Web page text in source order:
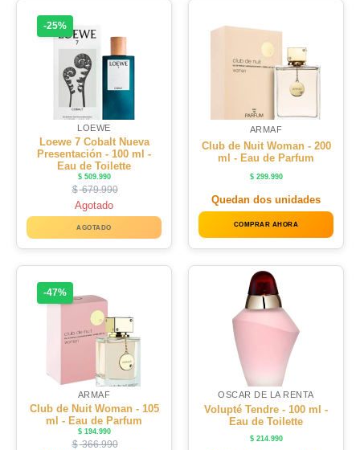
-25%
LOEWE
Loewe 7 Cobalt Nueva
Presentación - 100 ml -
Eau de Toilette
$509.990
$679.990
Agotado
AGOTADO
ARMAF
Club de Nuit Woman - 200
ml - Eau de Parfum
$299.990
Quedan dos unidades
COMPRAR AHORA
-47%
ARMAF
Club de Nuit Woman - 105
ml - Eau de Parfum
$194.990
$366.990
OSCAR DE LA RENTA
Volupté Tendre - 100 ml -
Eau de Toilette
$214.990